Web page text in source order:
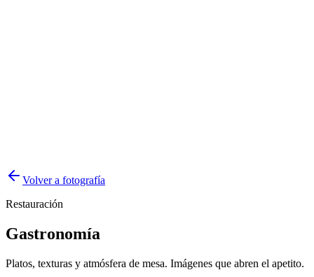
Volver a fotografía
Restauración
Gastronomía
Platos, texturas y atmósfera de mesa. Imágenes que abren el apetito.